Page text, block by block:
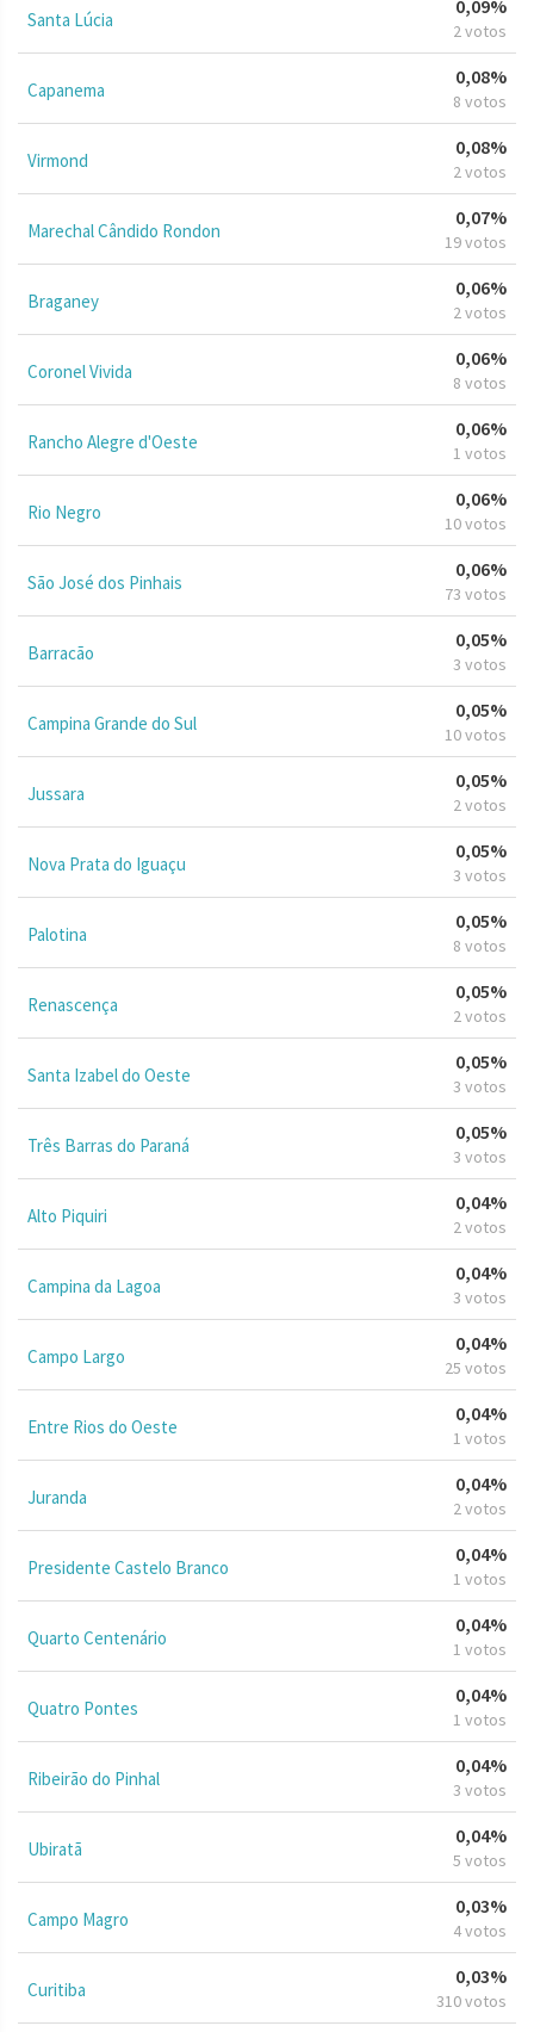
Santa Lúcia
0,09%
2 votos
Capanema
0,08%
8 votos
Virmond
0,08%
2 votos
Marechal Cândido Rondon
0,07%
19 votos
Braganey
0,06%
2 votos
Coronel Vivida
0,06%
8 votos
Rancho Alegre d'Oeste
0,06%
1 votos
Rio Negro
0,06%
10 votos
São José dos Pinhais
0,06%
73 votos
Barracão
0,05%
3 votos
Campina Grande do Sul
0,05%
10 votos
Jussara
0,05%
2 votos
Nova Prata do Iguaçu
0,05%
3 votos
Palotina
0,05%
8 votos
Renascença
0,05%
2 votos
Santa Izabel do Oeste
0,05%
3 votos
Três Barras do Paraná
0,05%
3 votos
Alto Piquiri
0,04%
2 votos
Campina da Lagoa
0,04%
3 votos
Campo Largo
0,04%
25 votos
Entre Rios do Oeste
0,04%
1 votos
Juranda
0,04%
2 votos
Presidente Castelo Branco
0,04%
1 votos
Quarto Centenário
0,04%
1 votos
Quatro Pontes
0,04%
1 votos
Ribeirão do Pinhal
0,04%
3 votos
Ubiratã
0,04%
5 votos
Campo Magro
0,03%
4 votos
Curitiba
0,03%
310 votos